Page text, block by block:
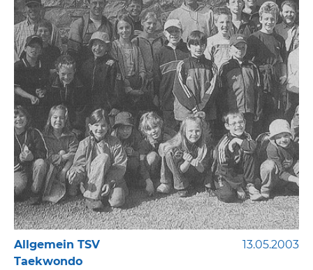
Allgemein TSV
Taekwondo
13.05.2003